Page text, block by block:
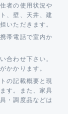
者の使用状況や
、壁、天井、建
いただきます。
帯電話で室内か
合わせ下さい。
かかります。
の記載概要と現
す。また、家具
・調度品などは